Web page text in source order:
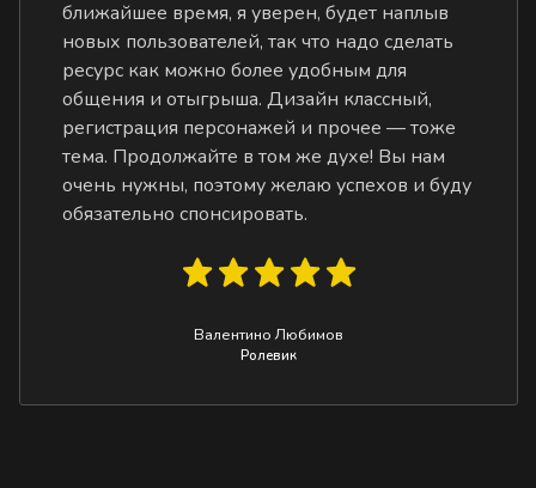
ближайшее время, я уверен, будет наплыв
новых пользователей, так что надо сделать
ресурс как можно более удобным для
общения и отыгрыша. Дизайн классный,
регистрация персонажей и прочее — тоже
тема. Продолжайте в том же духе! Вы нам
очень нужны, поэтому желаю успехов и буду
обязательно спонсировать.
Валентино Любимов
Ролевик